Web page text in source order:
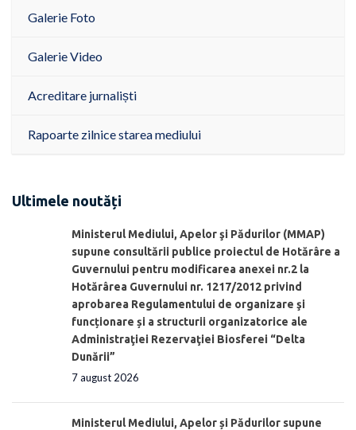
Galerie Foto
Galerie Video
Acreditare jurnaliști
Rapoarte zilnice starea mediului
Ultimele noutăți
Ministerul Mediului, Apelor şi Pădurilor (MMAP)
supune consultării publice proiectul de Hotărâre a
Guvernului pentru modificarea anexei nr.2 la
Hotărârea Guvernului nr. 1217/2012 privind
aprobarea Regulamentului de organizare şi
funcționare și a structurii organizatorice ale
Administraţiei Rezervaţiei Biosferei “Delta
Dunării”
7 august 2026
Ministerul Mediului, Apelor și Pădurilor supune